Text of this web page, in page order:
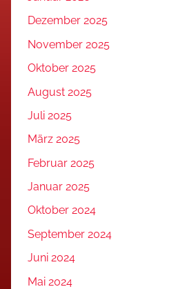
Dezember 2025
November 2025
Oktober 2025
August 2025
Juli 2025
März 2025
Februar 2025
Januar 2025
Oktober 2024
September 2024
Juni 2024
Mai 2024